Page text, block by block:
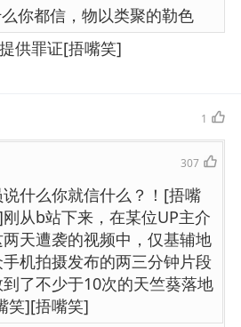
你都信，物以类聚的勒色
供罪证[捂嘴笑]
1
307
什么你就信什么？！[捂嘴
从b站下来，在某位UP主介
天遭袭的视频中，仅基辅地
机拍摄发布的两三分钟片段
了不少于10次的天竺葵落地
笑][捂嘴笑]